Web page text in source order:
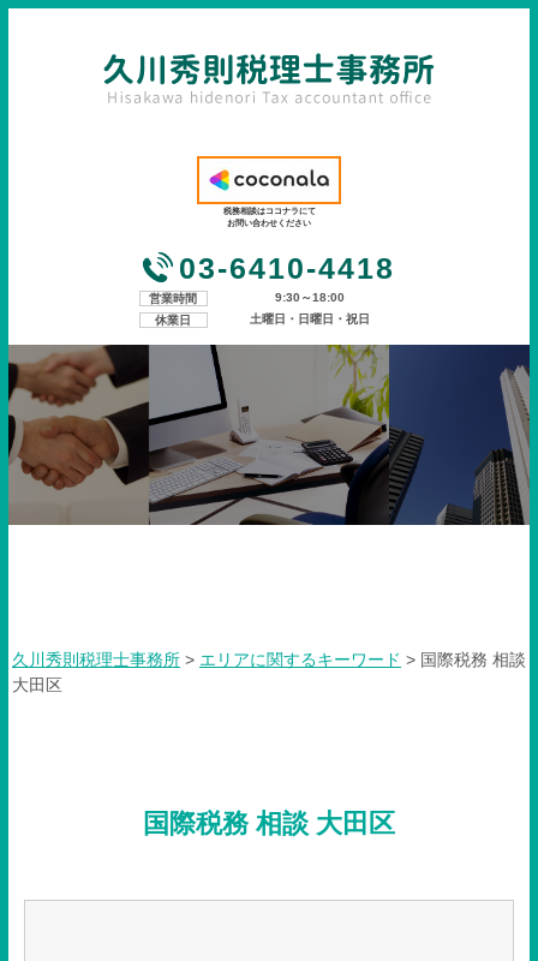
税務相談はココナラにて
お問い合わせください
03-6410-4418
営業時間
9:30～18:00
休業日
土曜日・日曜日・祝日
久川秀則税理士事務所 > エリアに関するキーワード > 国際税務 相談
大田区
国際税務 相談 大田区